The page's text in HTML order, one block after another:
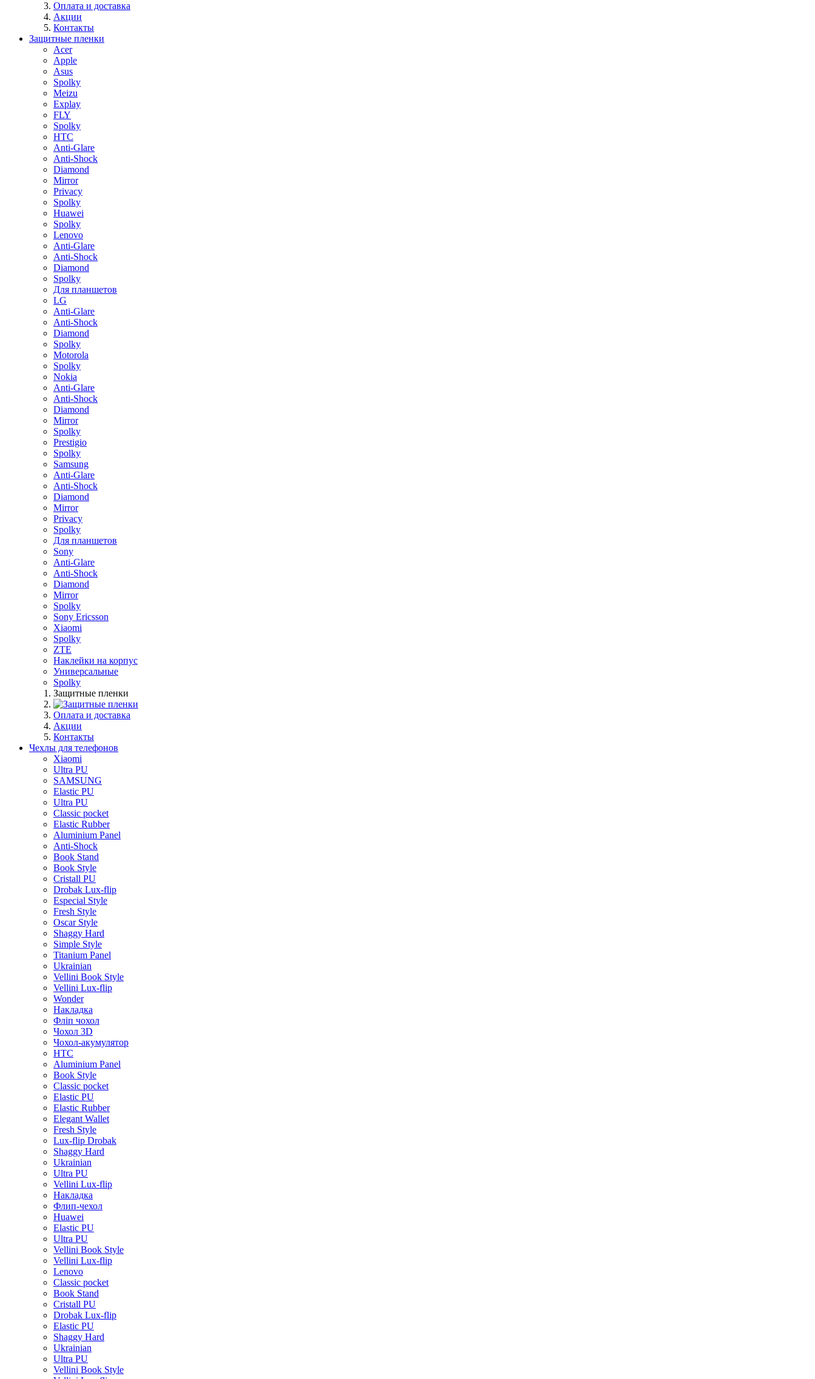
Оплата и доставка
Акции
Контакты
Защитные пленки
Acer
Apple
Asus
Spolky
Meizu
Explay
FLY
Spolky
HTC
Anti-Glare
Anti-Shock
Diamond
Mirror
Privacy
Spolky
Huawei
Spolky
Lenovo
Anti-Glare
Anti-Shock
Diamond
Spolky
Для планшетов
LG
Anti-Glare
Anti-Shock
Diamond
Spolky
Motorola
Spolky
Nokia
Anti-Glare
Anti-Shock
Diamond
Mirror
Spolky
Prestigio
Spolky
Samsung
Anti-Glare
Anti-Shock
Diamond
Mirror
Privacy
Spolky
Для планшетов
Sony
Anti-Glare
Anti-Shock
Diamond
Mirror
Spolky
Sony Ericsson
Xiaomi
Spolky
ZTE
Наклейки на корпус
Универсальные
Spolky
Защитные пленки
Оплата и доставка
Акции
Контакты
Чехлы для телефонов
Xiaomi
Ultra PU
SAMSUNG
Elastic PU
Ultra PU
Classic pocket
Elastic Rubber
Aluminium Panel
Anti-Shock
Book Stand
Book Style
Cristall PU
Drobak Lux-flip
Especial Style
Fresh Style
Oscar Style
Shaggy Hard
Simple Style
Titanium Panel
Ukrainian
Vellini Book Style
Vellini Lux-flip
Wonder
Накладка
Фліп чохол
Чохол 3D
Чохол-акумулятор
HTC
Aluminium Panel
Book Style
Classic pocket
Elastic PU
Elastic Rubber
Elegant Wallet
Fresh Style
Lux-flip Drobak
Shaggy Hard
Ukrainian
Ultra PU
Vellini Lux-flip
Накладка
Флип-чехол
Huawei
Elastic PU
Ultra PU
Vellini Book Style
Vellini Lux-flip
Lenovo
Classic pocket
Book Stand
Cristall PU
Drobak Lux-flip
Elastic PU
Shaggy Hard
Ukrainian
Ultra PU
Vellini Book Style